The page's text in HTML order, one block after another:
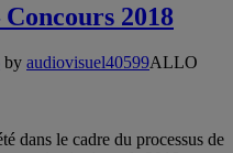
2018
by audiovisuel40599ALLO
dans le cadre du processus de